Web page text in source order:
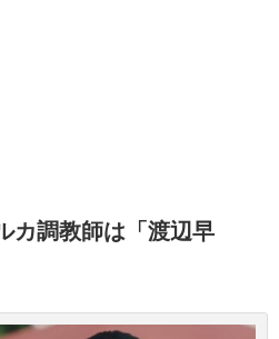
カ調教師は「渡辺早